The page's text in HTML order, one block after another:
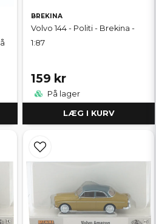
BREKINA
Volvo 144 - Politi - Brekina -
1:87
159 kr
På lager
LÆG I KURV